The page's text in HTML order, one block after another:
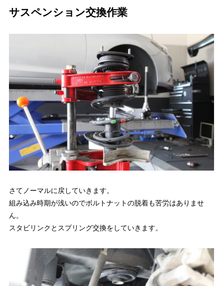
サスペンション交換作業
さてノーマルに戻していきます。
組み込み時期が浅いのでボルトナットの脱着も苦労はありませ
ん。
スタビリンクとスプリング交換をしていきます。